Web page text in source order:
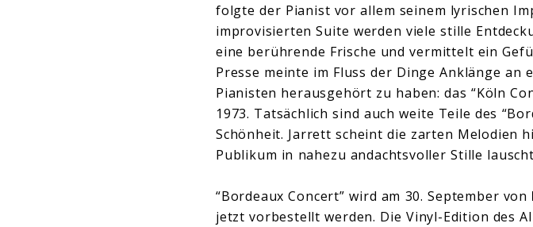
folgte der Pianist vor allem seinem lyrischen
improvisierten Suite werden viele stille
eine berührende Frische und vermittelt ein
Presse meinte im Fluss der Dinge Anklänge
Pianisten herausgehört zu haben: das “Köln
1973. Tatsächlich sind auch weite Teile des
Schönheit. Jarrett scheint die zarten Melodien
Publikum in nahezu andachtsvoller Stille
“Bordeaux Concert” wird am 30. September von
jetzt vorbestellt werden. Die Vinyl-Edition des